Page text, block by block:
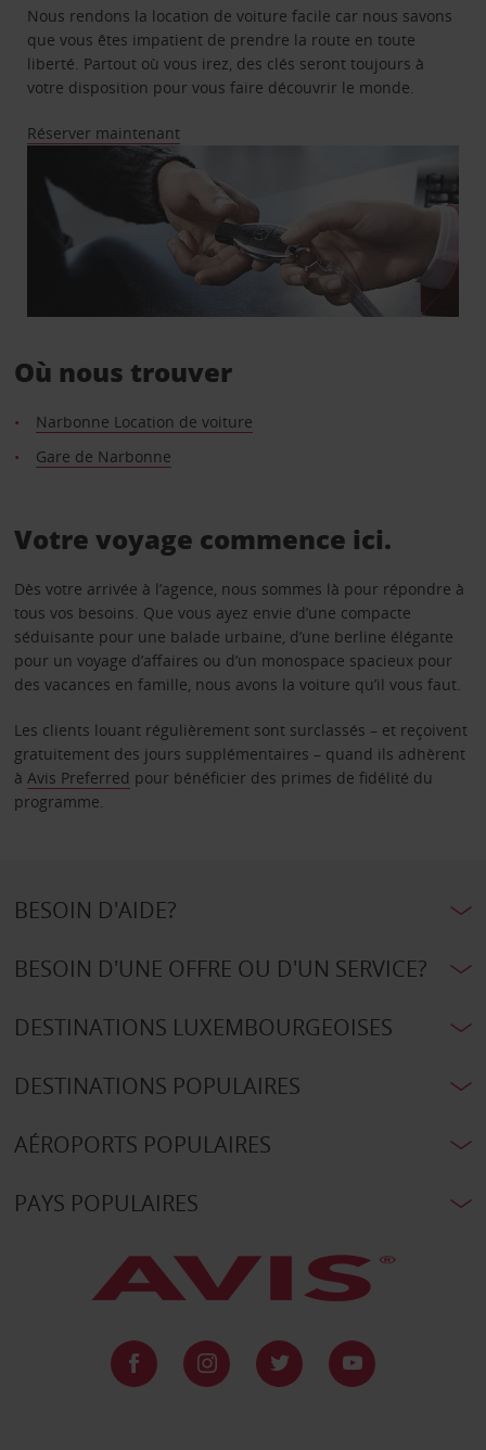
Nous rendons la location de voiture facile car nous savons
que vous êtes impatient de prendre la route en toute
liberté. Partout où vous irez, des clés seront toujours à
votre disposition pour vous faire découvrir le monde.
Réserver maintenant
Où nous trouver
Narbonne Location de voiture
Gare de Narbonne
Votre voyage commence ici.
Dès votre arrivée à l’agence, nous sommes là pour répondre à
tous vos besoins. Que vous ayez envie d’une compacte
séduisante pour une balade urbaine, d’une berline élégante
pour un voyage d’affaires ou d’un monospace spacieux pour
des vacances en famille, nous avons la voiture qu’il vous faut.
Les clients louant régulièrement sont surclassés – et reçoivent
gratuitement des jours supplémentaires – quand ils adhèrent
à Avis Preferred pour bénéficier des primes de fidélité du
programme.
BESOIN D'AIDE?
BESOIN D'UNE OFFRE OU D'UN SERVICE?
DESTINATIONS LUXEMBOURGEOISES
DESTINATIONS POPULAIRES
AÉROPORTS POPULAIRES
PAYS POPULAIRES